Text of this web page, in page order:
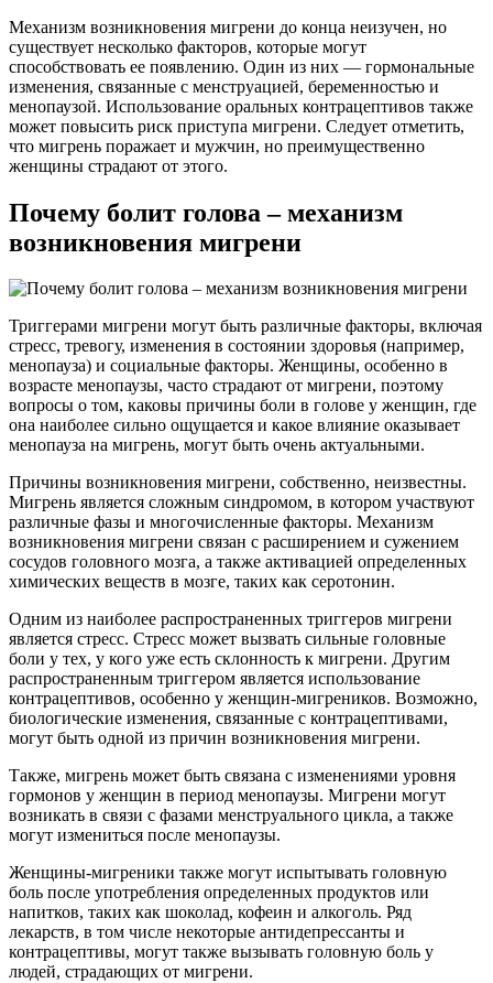
Механизм возникновения мигрени до конца неизучен, но
существует несколько факторов, которые могут
способствовать ее появлению. Один из них — гормональные
изменения, связанные с менструацией, беременностью и
менопаузой. Использование оральных контрацептивов также
может повысить риск приступа мигрени. Следует отметить,
что мигрень поражает и мужчин, но преимущественно
женщины страдают от этого.
Почему болит голова – механизм
возникновения мигрени
Триггерами мигрени могут быть различные факторы, включая
стресс, тревогу, изменения в состоянии здоровья (например,
менопауза) и социальные факторы. Женщины, особенно в
возрасте менопаузы, часто страдают от мигрени, поэтому
вопросы о том, каковы причины боли в голове у женщин, где
она наиболее сильно ощущается и какое влияние оказывает
менопауза на мигрень, могут быть очень актуальными.
Причины возникновения мигрени, собственно, неизвестны.
Мигрень является сложным синдромом, в котором участвуют
различные фазы и многочисленные факторы. Механизм
возникновения мигрени связан с расширением и сужением
сосудов головного мозга, а также активацией определенных
химических веществ в мозге, таких как серотонин.
Одним из наиболее распространенных триггеров мигрени
является стресс. Стресс может вызвать сильные головные
боли у тех, у кого уже есть склонность к мигрени. Другим
распространенным триггером является использование
контрацептивов, особенно у женщин-мигреников. Возможно,
биологические изменения, связанные с контрацептивами,
могут быть одной из причин возникновения мигрени.
Также, мигрень может быть связана с изменениями уровня
гормонов у женщин в период менопаузы. Мигрени могут
возникать в связи с фазами менструального цикла, а также
могут измениться после менопаузы.
Женщины-мигреники также могут испытывать головную
боль после употребления определенных продуктов или
напитков, таких как шоколад, кофеин и алкоголь. Ряд
лекарств, в том числе некоторые антидепрессанты и
контрацептивы, могут также вызывать головную боль у
людей, страдающих от мигрени.